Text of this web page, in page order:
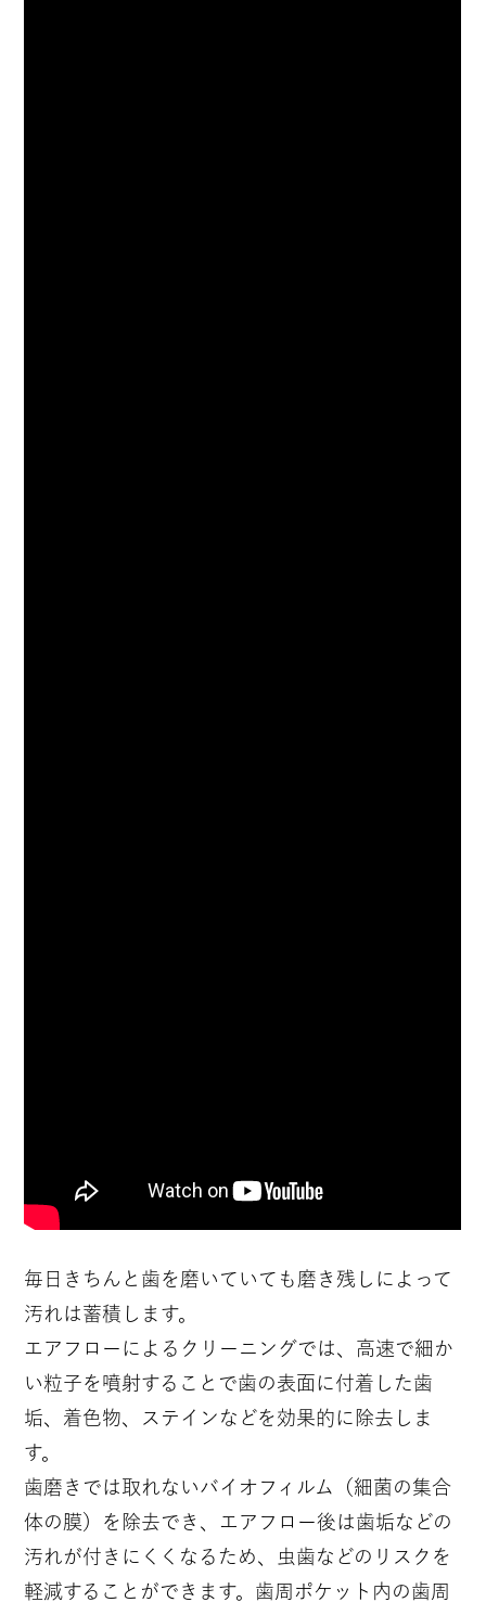
毎日きちんと歯を磨いていても磨き残しによって
汚れは蓄積します。
エアフローによるクリーニングでは、高速で細か
い粒子を噴射することで歯の表面に付着した歯
垢、着色物、ステインなどを効果的に除去しま
す。
歯磨きでは取れないバイオフィルム（細菌の集合
体の膜）を除去でき、エアフロー後は歯垢などの
汚れが付きにくくなるため、虫歯などのリスクを
軽減することができます。歯周ポケット内の歯周